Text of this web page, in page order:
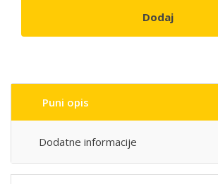
Dodaj
Puni opis
Dodatne informacije